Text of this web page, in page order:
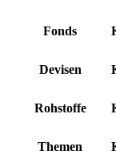
Fonds
Devisen
Rohstoffe
Themen